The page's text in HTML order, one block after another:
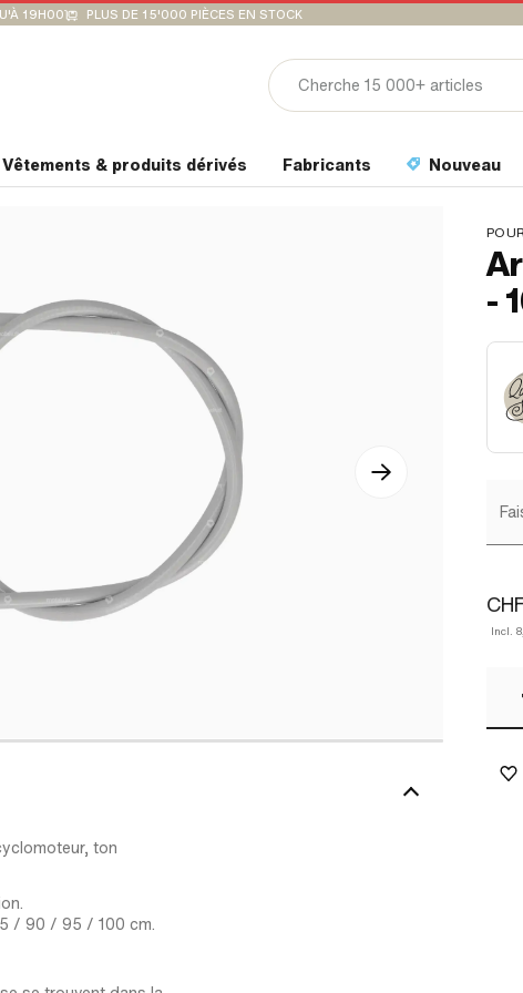
19H00 PLUS DE 15'000 PIÈCES EN STOCK
Vêtements & produits dérivés Fabricants Nouveau
-
Incl.
ton
/ 90 / 95 / 100 cm.